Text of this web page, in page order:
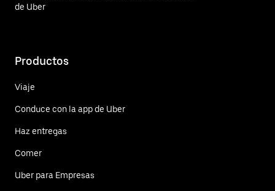
de Uber
Productos
Viaje
Conduce con la app de Uber
Haz entregas
Comer
Uber para Empresas